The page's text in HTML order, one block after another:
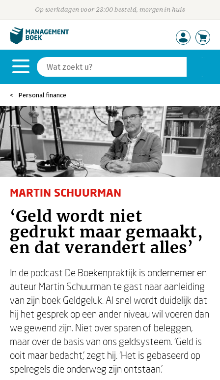
Op werkdagen voor 23:00 besteld, morgen in huis
Personal finance
MARTIN SCHUURMAN
‘Geld wordt niet
gedrukt maar gemaakt,
en dat verandert alles’
In de podcast De Boekenpraktijk is ondernemer en
auteur Martin Schuurman te gast naar aanleiding
van zijn boek Geldgeluk. Al snel wordt duidelijk dat
hij het gesprek op een ander niveau wil voeren dan
we gewend zijn. Niet over sparen of beleggen,
maar over de basis van ons geldsysteem. ‘Geld is
ooit maar bedacht,’ zegt hij. ‘Het is gebaseerd op
spelregels die onderweg zijn ontstaan.’